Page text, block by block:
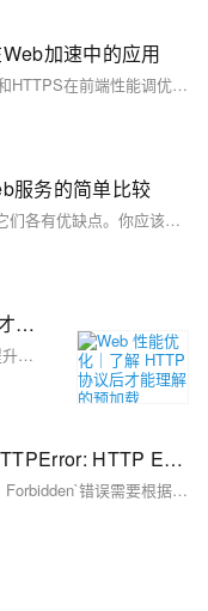
加速中的应用
【10月更文挑战第27天】本文介绍了HTTP/2和HTTPS在前端性能调优中的应用。通过多路复用、服务器推送和头部压缩等特性，HTTP/2显著提升了Web性能。同时，HTTPS确保了数据传输的安全性。文章提供了示例代码，展示了如何使用Node.js创建一个HTTP/2服务器。
服务的简单比较
总的来说，`net/http`和 `Gin`都是优秀的库，它们各有优缺点。你应该根据你的需求和经验来选择最适合你的工具。希望这个比较可以帮助你做出决策。
Web 性能优化｜了解 HTTP 协议后才能理解的预加载
本文旨在探讨和分享多种预加载技术及其在提升网站性能、优化用户体验方面的应用。
【Python】怎么解决：urllib.error.HTTPError: HTTP Error 403: Forbidden
解决 `urllib.error.HTTPError: HTTP Error 403: Forbidden`错误需要根据具体情况进行不同的尝试。通过检查URL、模拟浏览器请求、使用代理服务器和Cookies、减慢请求速度、使用随机的User-Agent以及使用更加方便的 `requests`库，可以有效解决此类问题。通过逐步分析和调试，可以找到最合适的解决方案。